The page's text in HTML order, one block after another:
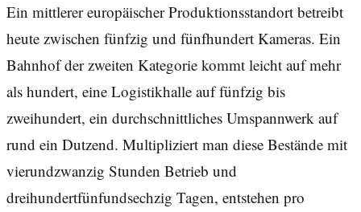
Ein mittlerer europäischer Produktionsstandort betreibt
heute zwischen fünfzig und fünfhundert Kameras. Ein
Bahnhof der zweiten Kategorie kommt leicht auf mehr
als hundert, eine Logistikhalle auf fünfzig bis
zweihundert, ein durchschnittliches Umspannwerk auf
rund ein Dutzend. Multipliziert man diese Bestände mit
vierundzwanzig Stunden Betrieb und
dreihundertfünfundsechzig Tagen, entstehen pro